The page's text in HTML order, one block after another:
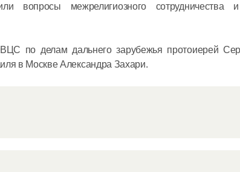
вопросы межрелигиозного сотрудничества
по делам дальнего зарубежья протоиерей
в Москве Александра Захари.